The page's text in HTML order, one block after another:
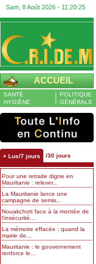
Sam, 8 Août 2026 - 11:20:26
ACCUEIL
SANTÉ
HYGIÈNE
POLITIQUE
GÉNÉRALE
+ Lus/7 jours /30 jours
Pour une retraite digne en
Mauritanie : relever...
La Mauritanie lance une
campagne de semis...
Nouakchott face à la montée de
l’insécurité...
La mémoire effacée : quand la
mairie de...
Mauritanie : le gouvernement
renforce le...